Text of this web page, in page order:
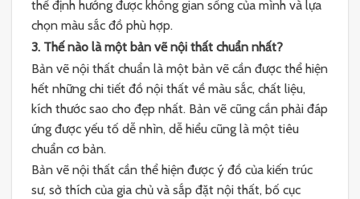
thể định hướng được không gian sống của mình và lựa
chọn màu sắc đồ phù hợp.
3. Thế nào là một bản vẽ nội thất chuẩn nhất?
Bản vẽ nội thất chuẩn là một bản vẽ cần được thể hiện
hết những chi tiết đồ nội thất về màu sắc, chất liệu,
kích thước sao cho đẹp nhất. Bản vẽ cũng cần phải đáp
ứng được yếu tố dễ nhìn, dễ hiểu cũng là một tiêu
chuẩn cơ bản.
Bản vẽ nội thất cần thể hiện được ý đồ của kiến trúc
sư, sở thích của gia chủ và sắp đặt nội thất, bố cục